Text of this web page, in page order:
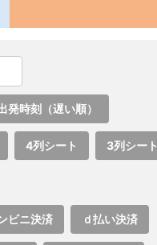
発時刻（遅い順）
4列シート 3列シート
ビニ決済 ｄ払い決済